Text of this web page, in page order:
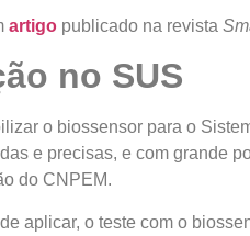
artigo publicado na revista
no SUS
o biossensor para o
e precisas, e com grande
do CNPEM.
aplicar, o teste com o